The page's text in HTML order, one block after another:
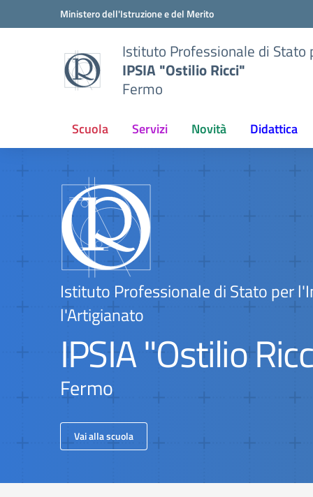
Vai ai contenuti
Vai al menu di navigazioneMinistero dell'Istruzione e del Merito
Istituto Professionale di
IPSIA "Ostilio Ricci"
Fermo
Scuola Servizi Novità Didattica
Istituto Professionale di Stato per
l'Artigianato
IPSIA "Ostilio
Fermo
Vai alla scuola